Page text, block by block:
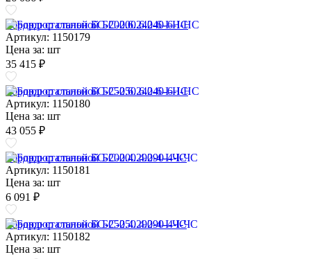
Бордюр стальной БС-200.6.240-6-I-НС
Артикул: 1150179
Цена за: шт
35 415 ₽
Бордюр стальной БС-250.6.240-6-I-НС
Артикул: 1150180
Цена за: шт
43 055 ₽
Бордюр стальной БС-200.4.290-4-I-ЧС
Артикул: 1150181
Цена за: шт
6 091 ₽
Бордюр стальной БС-250.4.290-4-I-ЧС
Артикул: 1150182
Цена за: шт